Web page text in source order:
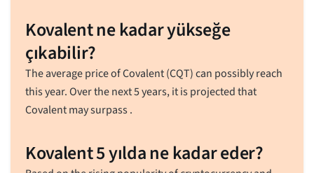
Kovalent ne kadar yükseğe
çıkabilir?
The average price of Covalent (CQT) can possibly reach
this year. Over the next 5 years, it is projected that
Covalent may surpass .
Kovalent 5 yılda ne kadar eder?